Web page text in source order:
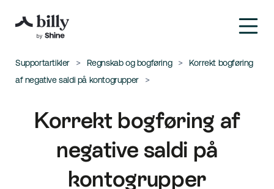
Supportartikler Regnskab og bogføring
Korrekt bogføring
af negative saldi på kontogrupper
Korrekt bogføring af
negative saldi på
kontogrupper